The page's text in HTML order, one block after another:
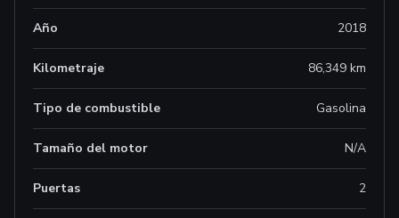
Año 2018
Kilometraje 86,349 km
Tipo de combustible Gasolina
Tamaño del motor N/A
Puertas 2